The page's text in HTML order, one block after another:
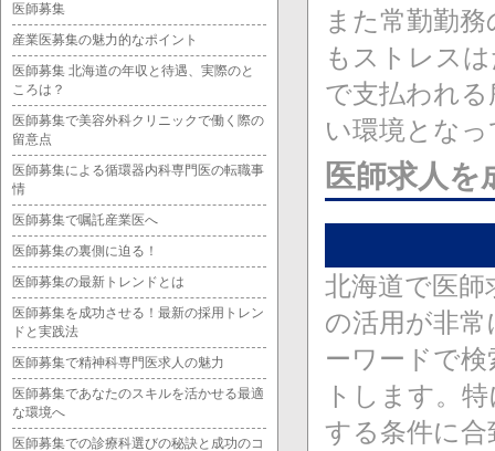
また常勤勤
もストレス
で支払われ
い環境とな
医師求人
北海道で医
の活用が非
ーワードで
トします。
する条件に
医師募集
産業医募集の魅力的なポイント
医師募集 北海道の年収と待遇、実際のと
ころは？
医師募集で美容外科クリニックで働く際の
留意点
医師募集による循環器内科専門医の転職事
情
医師募集で嘱託産業医へ
医師募集の裏側に迫る！
医師募集の最新トレンドとは
医師募集を成功させる！最新の採用トレン
ドと実践法
医師募集で精神科専門医求人の魅力
医師募集であなたのスキルを活かせる最適
な環境へ
医師募集での診療科選びの秘訣と成功のコ